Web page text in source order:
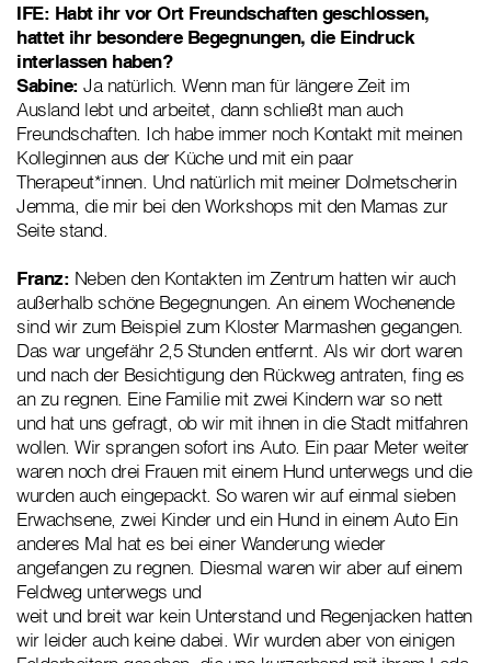
IFE: Habt ihr vor Ort Freundschaften geschlossen,
hattet ihr besondere Begegnungen, die Eindruck
interlassen haben?
Sabine: Ja natürlich. Wenn man für längere Zeit im
Ausland lebt und arbeitet, dann schließt man auch
Freundschaften. Ich habe immer noch Kontakt mit meinen
Kolleginnen aus der Küche und mit ein paar
Therapeut*innen. Und natürlich mit meiner Dolmetscherin
Jemma, die mir bei den Workshops mit den Mamas zur
Seite stand.
Franz: Neben den Kontakten im Zentrum hatten wir auch
außerhalb schöne Begegnungen. An einem Wochenende
sind wir zum Beispiel zum Kloster Marmashen gegangen.
Das war ungefähr 2,5 Stunden entfernt. Als wir dort waren
und nach der Besichtigung den Rückweg antraten, fing es
an zu regnen. Eine Familie mit zwei Kindern war so nett
und hat uns gefragt, ob wir mit ihnen in die Stadt mitfahren
wollen. Wir sprangen sofort ins Auto. Ein paar Meter weiter
waren noch drei Frauen mit einem Hund unterwegs und die
wurden auch eingepackt. So waren wir auf einmal sieben
Erwachsene, zwei Kinder und ein Hund in einem Auto Ein
anderes Mal hat es bei einer Wanderung wieder
angefangen zu regnen. Diesmal waren wir aber auf einem
Feldweg unterwegs und
weit und breit war kein Unterstand und Regenjacken hatten
wir leider auch keine dabei. Wir wurden aber von einigen